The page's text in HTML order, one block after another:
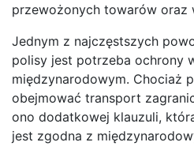
przewożonych towarów oraz
Jednym z najczęstszych
polisy jest potrzeba ochrony
międzynarodowym. Chociaż
obejmować transport
ono dodatkowej klauzuli,
jest zgodna z